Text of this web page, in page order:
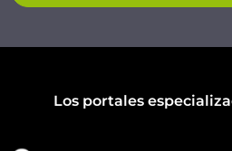
Los portales